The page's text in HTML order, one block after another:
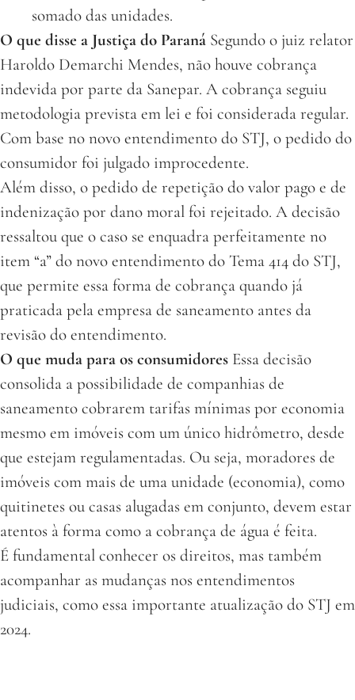
somado das unidades.
O que disse a Justiça do Paraná Segundo o juiz relator
Haroldo Demarchi Mendes, não houve cobrança
indevida por parte da Sanepar. A cobrança seguiu
metodologia prevista em lei e foi considerada regular.
Com base no novo entendimento do STJ, o pedido do
consumidor foi julgado improcedente.
Além disso, o pedido de repetição do valor pago e de
indenização por dano moral foi rejeitado. A decisão
ressaltou que o caso se enquadra perfeitamente no
item “a” do novo entendimento do Tema 414 do STJ,
que permite essa forma de cobrança quando já
praticada pela empresa de saneamento antes da
revisão do entendimento.
O que muda para os consumidores Essa decisão
consolida a possibilidade de companhias de
saneamento cobrarem tarifas mínimas por economia
mesmo em imóveis com um único hidrômetro, desde
que estejam regulamentadas. Ou seja, moradores de
imóveis com mais de uma unidade (economia), como
quitinetes ou casas alugadas em conjunto, devem estar
atentos à forma como a cobrança de água é feita.
É fundamental conhecer os direitos, mas também
acompanhar as mudanças nos entendimentos
judiciais, como essa importante atualização do STJ em
2024.